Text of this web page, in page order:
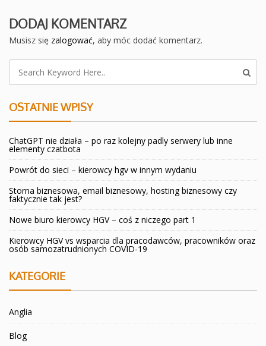
DODAJ KOMENTARZ
Musisz się zalogować, aby móc dodać komentarz.
OSTATNIE WPISY
ChatGPT nie działa – po raz kolejny padly serwery lub inne
elementy czatbota
Powrót do sieci – kierowcy hgv w innym wydaniu
Storna biznesowa, email biznesowy, hosting biznesowy czy
faktycznie tak jest?
Nowe biuro kierowcy HGV – coś z niczego part 1
Kierowcy HGV vs wsparcia dla pracodawców, pracowników oraz
osób samozatrudnionych COVID-19
KATEGORIE
Anglia
Blog